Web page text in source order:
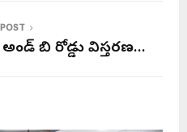
బి రోడ్డు విస్తరణ…